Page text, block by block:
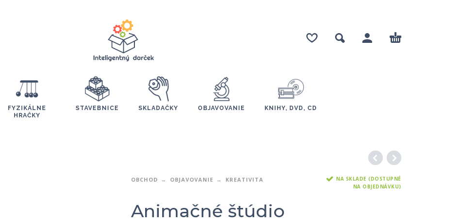
FYZIKÁLNE
HRAČKY
STAVEBNICE SKLADAČKY OBJAVOVANIE KNIHY, DVD, CD
OBCHOD OBJAVOVANIE KREATIVITA
NA SKLADE (DOSTUPNÉ
NA OBJEDNÁVKU)
Animačné štúdio